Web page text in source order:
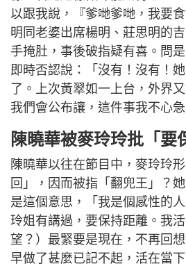
以跟我說，『爹哋爹哋，我要
明同老婆出席楊明、莊思明的
手掩肚，事後破指疑有喜。問
即時否認說：「沒有！沒有！
了。上次黃翠如一上台，外界
我們會公布讓，這件事我不心急
陳曉華被麥玲玲批「要
陳曉華以往在節目中，麥玲玲
回」，因而被指「翻兜王」？
是這個意思，「我是個感性的
玲姐有講過，要保持距離。我
望？）最緊要是現在，不再回
早做了甚麼已記不起，活在當